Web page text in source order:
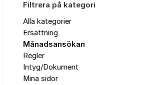
Filtrera på kategori
Alla kategorier
Ersättning
Månadsansökan
Regler
Intyg/Dokument
Mina sidor